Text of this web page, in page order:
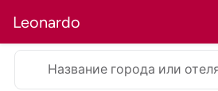
Leonardo
Название города или